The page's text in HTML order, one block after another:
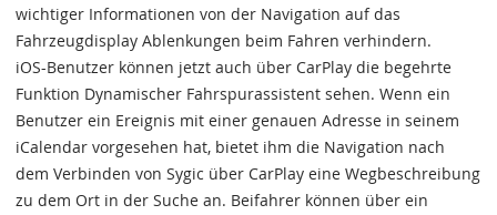
wichtiger Informationen von der Navigation auf das
Fahrzeugdisplay Ablenkungen beim Fahren verhindern.
iOS-Benutzer können jetzt auch über CarPlay die begehrte
Funktion Dynamischer Fahrspurassistent sehen. Wenn ein
Benutzer ein Ereignis mit einer genauen Adresse in seinem
iCalendar vorgesehen hat, bietet ihm die Navigation nach
dem Verbinden von Sygic über CarPlay eine Wegbeschreibung
zu dem Ort in der Suche an. Beifahrer können über ein